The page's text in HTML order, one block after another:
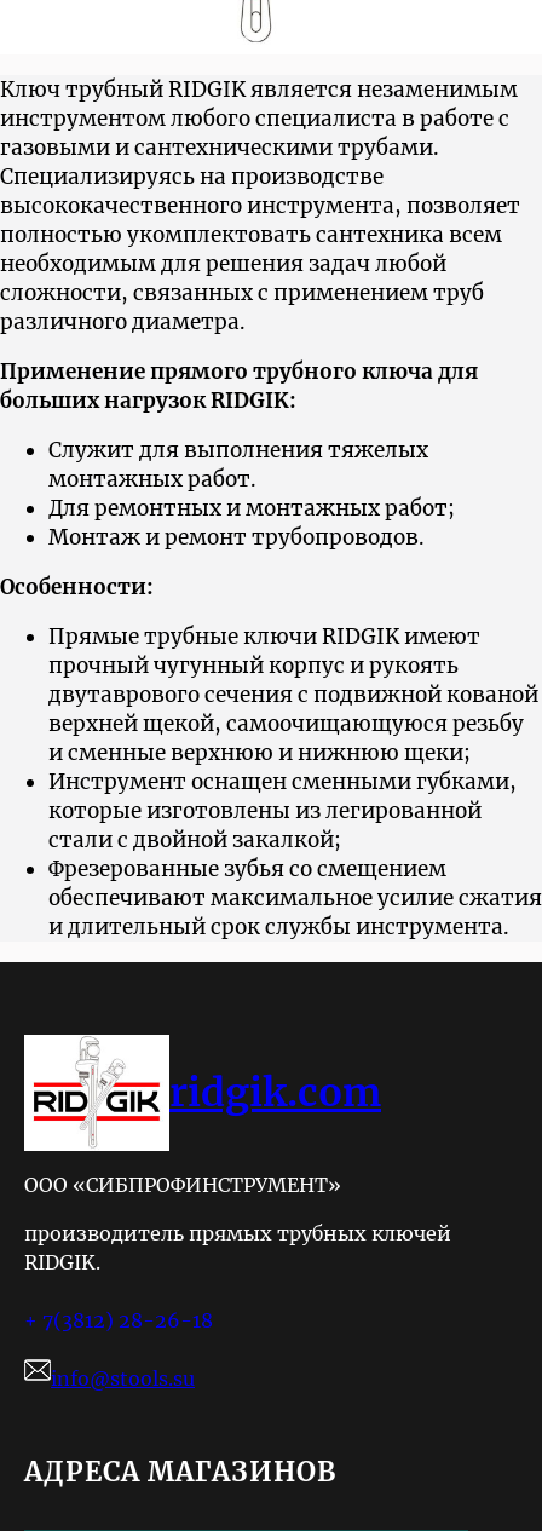
Ключ трубный RIDGIK является незаменимым
инструментом любого специалиста в работе с
газовыми и сантехническими трубами.
Cпециализируясь на производстве
высококачественного инструмента, позволяет
полностью укомплектовать сантехника всем
необходимым для решения задач любой
сложности, связанных с применением труб
различного диаметра.
Применение прямого трубного ключа для
больших нагрузок RIDGIK:
Служит для выполнения тяжелых
монтажных работ.
Для ремонтных и монтажных работ;
Монтаж и ремонт трубопроводов.
Особенности:
Прямые трубные ключи RIDGIK имеют
прочный чугунный корпус и рукоять
двутаврового сечения с подвижной кованой
верхней щекой, самоочищающуюся резьбу
и сменные верхнюю и нижнюю щеки;
Инструмент оснащен сменными губками,
которые изготовлены из легированной
стали с двойной закалкой;
Фрезерованные зубья со смещением
обеспечивают максимальное усилие сжатия
и длительный срок службы инструмента.
ridgik.com
ООО «СИБПРОФИНСТРУМЕНТ»
производитель прямых трубных ключей
RIDGIK.
+ 7(3812) 28-26-18
info@stools.su
АДРЕСА МАГАЗИНОВ